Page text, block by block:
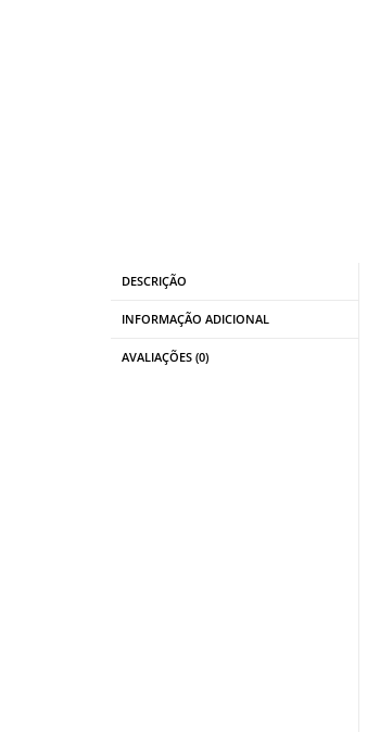
DESCRIÇÃO
INFORMAÇÃO ADICIONAL
AVALIAÇÕES (0)